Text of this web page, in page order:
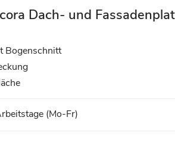
Dach- und
(Mo-Fr)
Bogenschnitt